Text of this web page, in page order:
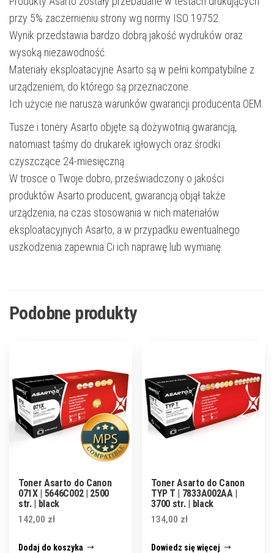
przy 5% zaczernieniu strony wg normy ISO 19752.
Wynik przedstawia bardzo dobrą jakość wydruków oraz
wysoką niezawodność.
Materiały eksploatacyjne Asarto są w pełni kompatybilne z
urządzeniem, do którego są przeznaczone.
Ich użycie nie narusza warunków gwarancji producenta OEM.
Tusze i tonery Asarto objęte są dożywotnią gwarancją,
natomiast taśmy do drukarek igłowych oraz środki
czyszczące 24-miesięczną.
W trosce o Twoje dobro, przeświadczony o jakości
produktów Asarto producent, gwarancją objął także
urządzenia, na czas stosowania w nich materiałów
eksploatacyjnych Asarto, a w przypadku ewentualnego
uszkodzenia zapewnia Ci ich naprawę lub wymianę.
Podobne produkty
Toner Asarto do Canon
071X | 5646C002 | 2500
str. | black
142,00 zł
Dodaj do koszyka
Toner Asarto do Canon
TYP T | 7833A002AA |
3700 str. | black
134,00 zł
Dowiedz się więcej